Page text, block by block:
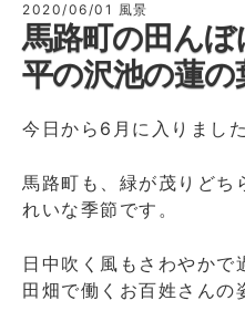
2020/06/01 風景
馬路町の田んぼ
平の沢池の蓮の
今日から6月に入りました
馬路町も、緑が茂りどち
れいな季節です。
日中吹く風もさわやかで
田畑で働くお百姓さんの